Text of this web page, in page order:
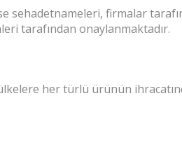
sehadetnameleri, firmalar
tarafından onaylanmaktadır.
her türlü ürünün